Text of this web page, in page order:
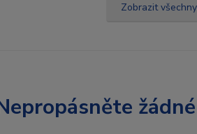
Zobrazit